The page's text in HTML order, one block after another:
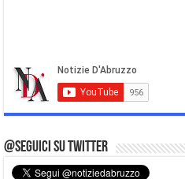
@Seguici su Twitter